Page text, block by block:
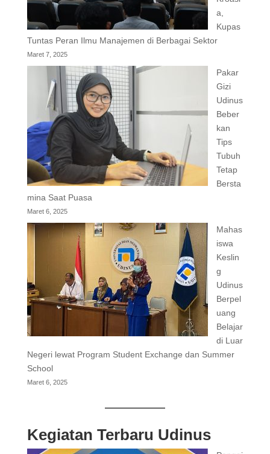
a,
Kupas
Tuntas Peran Ilmu Manajemen di Berbagai Sektor
Maret 7, 2025
Pakar
Gizi
Udinus
Beber
kan
Tips
Tubuh
Tetap
Bersta
mina Saat Puasa
Maret 6, 2025
Mahas
iswa
Keslin
g
Udinus
Berpel
uang
Belajar
di Luar
Negeri lewat Program Student Exchange dan Summer
School
Maret 6, 2025
Kegiatan Terbaru Udinus